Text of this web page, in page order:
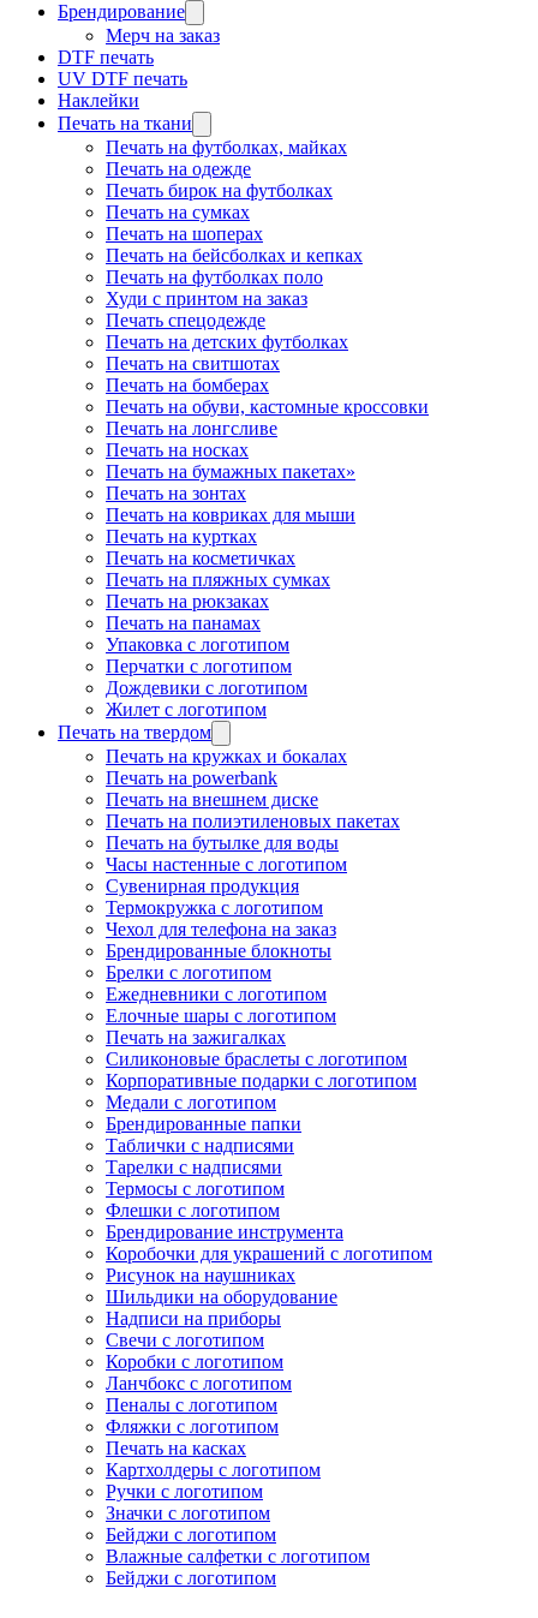
Брендирование
Мерч на заказ
DTF печать
UV DTF печать
Наклейки
Печать на ткани
Печать на футболках, майках
Печать на одежде
Печать бирок на футболках
Печать на сумках
Печать на шоперах
Печать на бейсболках и кепках
Печать на футболках поло
Худи с принтом на заказ
Печать спецодежде
Печать на детских футболках
Печать на свитшотах
Печать на бомберах
Печать на обуви, кастомные кроссовки
Печать на лонгсливе
Печать на носках
Печать на бумажных пакетах»
Печать на зонтах
Печать на ковриках для мыши
Печать на куртках
Печать на косметичках
Печать на пляжных сумках
Печать на рюкзаках
Печать на панамах
Упаковка с логотипом
Перчатки с логотипом
Дождевики с логотипом
Жилет с логотипом
Печать на твердом
Печать на кружках и бокалах
Печать на powerbank
Печать на внешнем диске
Печать на полиэтиленовых пакетах
Печать на бутылке для воды
Часы настенные с логотипом
Сувенирная продукция
Термокружка с логотипом
Чехол для телефона на заказ
Брендированные блокноты
Брелки с логотипом
Ежедневники с логотипом
Елочные шары с логотипом
Печать на зажигалках
Силиконовые браслеты с логотипом
Корпоративные подарки с логотипом
Медали с логотипом
Брендированные папки
Таблички с надписями
Тарелки с надписями
Термосы с логотипом
Флешки с логотипом
Брендирование инструмента
Коробочки для украшений с логотипом
Рисунок на наушниках
Шильдики на оборудование
Надписи на приборы
Свечи с логотипом
Коробки с логотипом
Ланчбокс с логотипом
Пеналы с логотипом
Фляжки с логотипом
Печать на касках
Картхолдеры с логотипом
Ручки с логотипом
Значки с логотипом
Бейджи с логотипом
Влажные салфетки с логотипом
Бейджи с логотипом